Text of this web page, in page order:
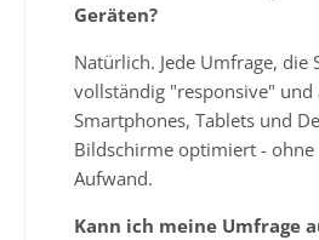
Geräten?
Natürlich. Jede Umfrage, die
vollständig "responsive"
Smartphones, Tablets und
Bildschirme optimiert - ohne
Aufwand.
Kann ich meine Umfrage